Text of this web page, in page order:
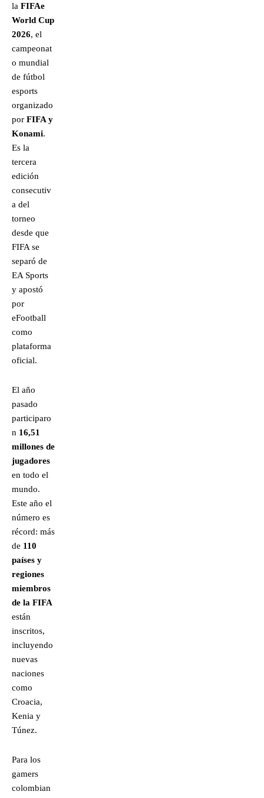
la FIFAe
World Cup
2026, el
campeonat
o mundial
de fútbol
esports
organizado
por FIFA y
Konami.
Es la
tercera
edición
consecutiv
a del
torneo
desde que
FIFA se
separó de
EA Sports
y apostó
por
eFootball
como
plataforma
oficial.
El año
pasado
participaro
n 16,51
millones de
jugadores
en todo el
mundo.
Este año el
número es
récord: más
de 110
países y
regiones
miembros
de la FIFA
están
inscritos,
incluyendo
nuevas
naciones
como
Croacia,
Kenia y
Túnez.
Para los
gamers
colombian